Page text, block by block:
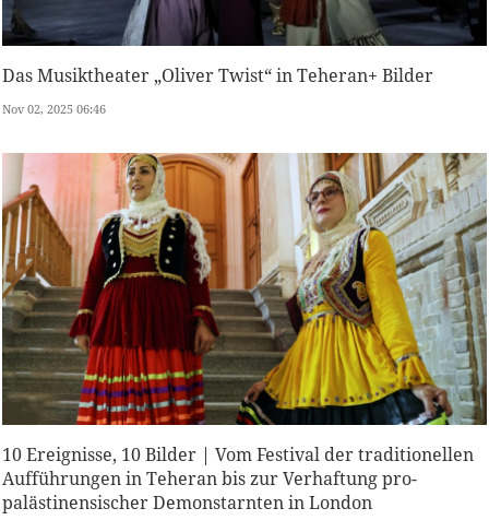
Das Musiktheater „Oliver Twist“ in Teheran+ Bilder
Nov 02, 2025 06:46
10 Ereignisse, 10 Bilder | Vom Festival der traditionellen
Aufführungen in Teheran bis zur Verhaftung pro-
palästinensischer Demonstarnten in London